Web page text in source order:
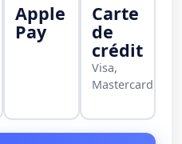
Apple
Pay
Carte
de
crédit
Visa,
Mastercard